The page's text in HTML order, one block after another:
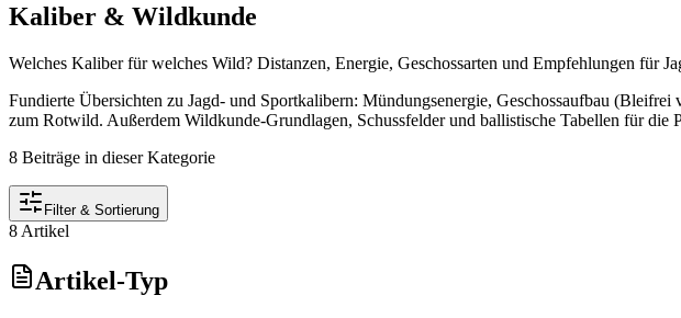
Kaliber & Wildkunde
Welches Kaliber für welches Wild? Distanzen, Energie, Geschossarten und Empfehlungen für
Fundierte Übersichten zu Jagd- und Sportkalibern: Mündungsenergie, Geschossaufbau
zum Rotwild. Außerdem Wildkunde-Grundlagen, Schussfelder und ballistische Tabellen für die
8 Beiträge in dieser Kategorie
Filter & Sortierung
8 Artikel
Artikel-Typ